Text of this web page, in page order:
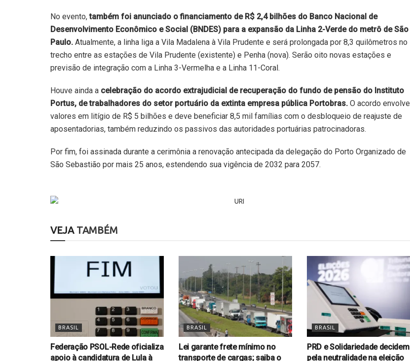
No evento,também foi anunciado o financiamento de R$ 2,4 bilhões do Banco Nacional de
Desenvolvimento Econômico e Social (BNDES) para a expansão da Linha 2-Verde do metrô de São
Paulo. Atualmente, a linha liga a Vila Madalena à Vila Prudente e será prolongada por 8,3 quilômetros no
trecho entre as estações de Vila Prudente (existente) e Penha (nova). Serão oito novas estações e
previsão de integração com a Linha 3-Vermelha e a Linha 11-Coral.
Houve ainda a celebração do acordo extrajudicial de recuperação do fundo de pensão do Instituto
Portus, de trabalhadores do setor portuário da extinta empresa pública Portobras. O acordo envolve
valores em litígio de R$ 5 bilhões e deve beneficiar 8,5 mil famílias com o desbloqueio de reajuste de
aposentadorias, também reduzindo os passivos das autoridades portuárias patrocinadoras.
Por fim, foi assinada durante a cerimônia a renovação antecipada da delegação do Porto Organizado de
São Sebastião por mais 25 anos, estendendo sua vigência de 2032 para 2057.
VEJATAMBÉM
BRASIL
Federação PSOL-Rede oficializa
apoio à candidatura de Lula à
BRASIL
Lei garante frete mínimo no
transporte de cargas; saiba o
BRASIL
PRD e Solidariedade decidem
pela neutralidade na eleição